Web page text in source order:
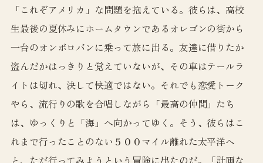
「これぞアメリカ」な問題を抱えている。彼らは、高校
生最後の夏休みにホームタウンであるオレゴンの街から
一台のオンボロバンに乗って旅に出る。友達に借りたか
盗んだかはっきりと覚えていないが、その車はテールラ
イトは切れ、決して快適ではない。それでも恋愛トーク
やら、流行りの歌を合唱しながら「最高の仲間」たち
は、ゆっくりと「海」へ向かってゆく。そう、彼らはこ
れまで行ったことのない５００マイル離れた太平洋へ
と、ただ行ってみようという冒険に出たのだ。「計画な